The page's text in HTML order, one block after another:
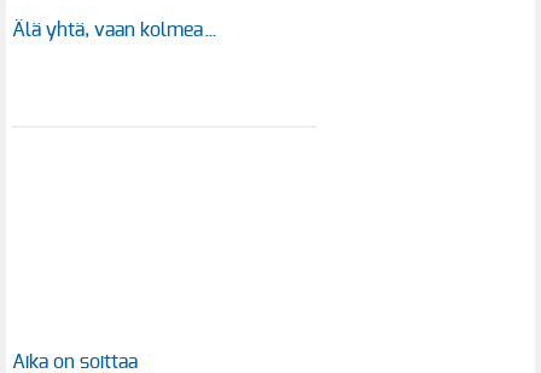
Älä yhtä, vaan kolmea…
Aika on soittaa